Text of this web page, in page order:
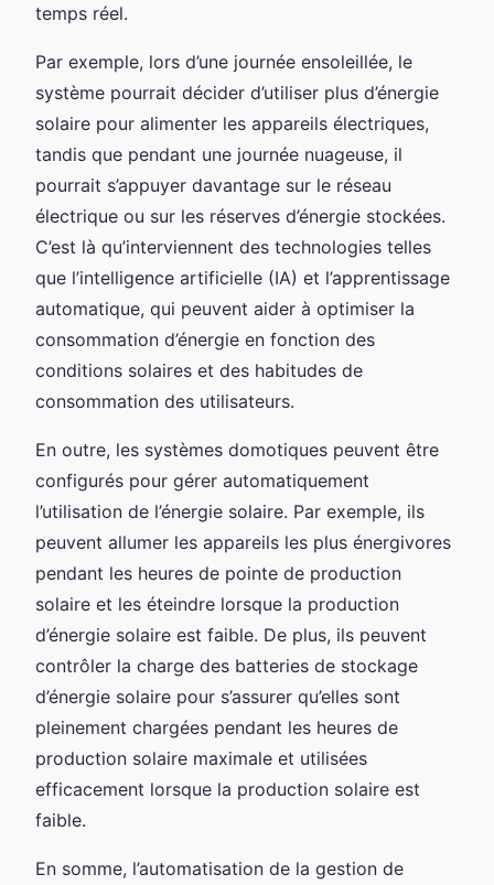
temps réel.
Par exemple, lors d’une journée ensoleillée, le
système pourrait décider d’utiliser plus d’énergie
solaire pour alimenter les appareils électriques,
tandis que pendant une journée nuageuse, il
pourrait s’appuyer davantage sur le réseau
électrique ou sur les réserves d’énergie stockées.
C’est là qu’interviennent des technologies telles
que l’intelligence artificielle (IA) et l’apprentissage
automatique, qui peuvent aider à optimiser la
consommation d’énergie en fonction des
conditions solaires et des habitudes de
consommation des utilisateurs.
En outre, les systèmes domotiques peuvent être
configurés pour gérer automatiquement
l’utilisation de l’énergie solaire. Par exemple, ils
peuvent allumer les appareils les plus énergivores
pendant les heures de pointe de production
solaire et les éteindre lorsque la production
d’énergie solaire est faible. De plus, ils peuvent
contrôler la charge des batteries de stockage
d’énergie solaire pour s’assurer qu’elles sont
pleinement chargées pendant les heures de
production solaire maximale et utilisées
efficacement lorsque la production solaire est
faible.
En somme, l’automatisation de la gestion de